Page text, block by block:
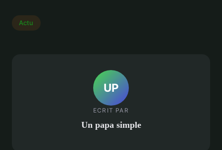
Actu
UP
ECRIT PAR
Un papa simple